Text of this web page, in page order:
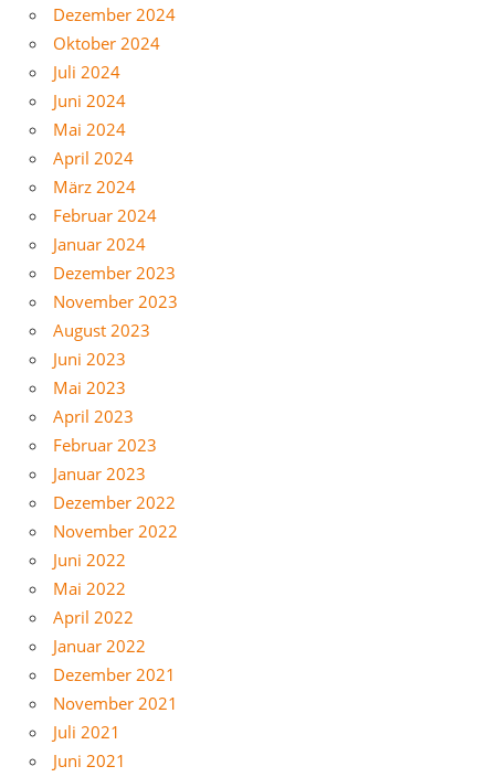
Dezember 2024
Oktober 2024
Juli 2024
Juni 2024
Mai 2024
April 2024
März 2024
Februar 2024
Januar 2024
Dezember 2023
November 2023
August 2023
Juni 2023
Mai 2023
April 2023
Februar 2023
Januar 2023
Dezember 2022
November 2022
Juni 2022
Mai 2022
April 2022
Januar 2022
Dezember 2021
November 2021
Juli 2021
Juni 2021